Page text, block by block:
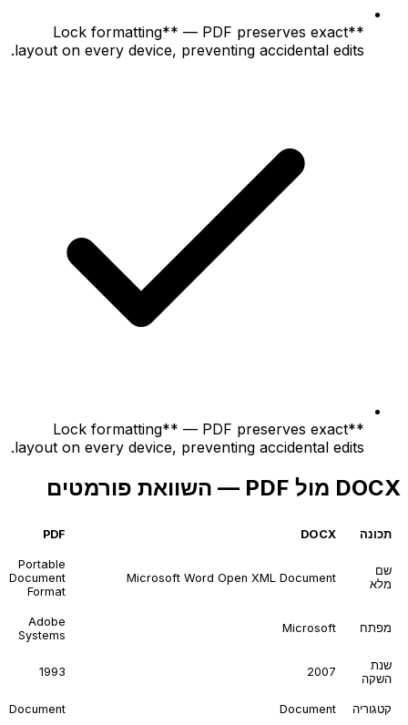
**Lock formatting** — PDF preserves exact
layout on every device, preventing accidental edits.
**Lock formatting** — PDF preserves exact
layout on every device, preventing accidental edits.
DOCX מול PDF — השוואת פורמטים
תכונה DOCX
PDF
שם
מלא
Microsoft Word Open XML Document
Portable
Document
Format
מפתח Microsoft
Adobe
Systems
שנת
השקה
2007
1993
קטגוריה Document
Document